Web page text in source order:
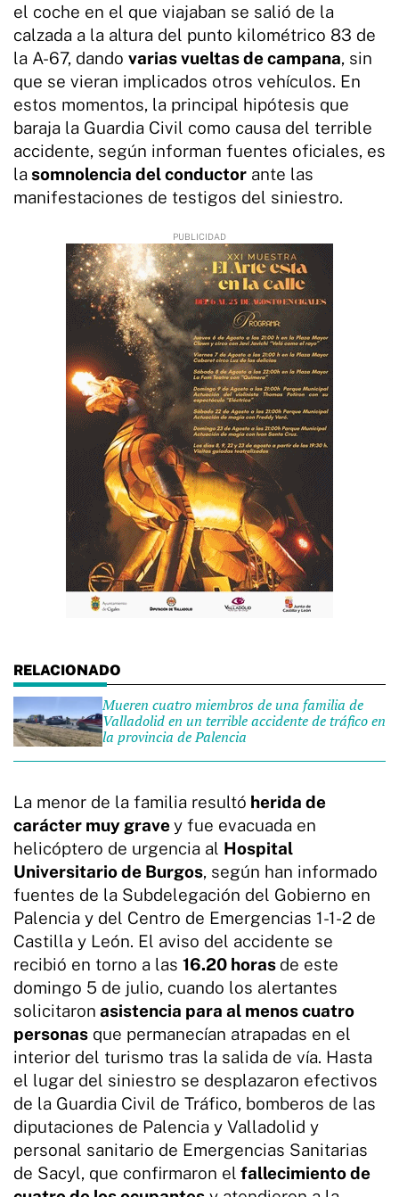
el coche en el que viajaban se salió de la
calzada a la altura del punto kilométrico 83 de
la A-67, dando varias vueltas de campana, sin
que se vieran implicados otros vehículos. En
estos momentos, la principal hipótesis que
baraja la Guardia Civil como causa del terrible
accidente, según informan fuentes oficiales, es
la somnolencia del conductor ante las
manifestaciones de testigos del siniestro.
Mueren cuatro miembros de una familia de
Valladolid en un terrible accidente de tráfico en
la provincia de Palencia
La menor de la familia resultó herida de
carácter muy gravey fue evacuada en
helicóptero de urgencia al Hospital
Universitario de Burgos, según han informado
fuentes de la Subdelegación del Gobierno en
Palencia y del Centro de Emergencias 1-1-2 de
Castilla y León. El aviso del accidente se
recibió en torno a las 16.20 horas de este
domingo 5 de julio, cuando los alertantes
solicitaron asistencia para al menos cuatro
personas que permanecían atrapadas en el
interior del turismo tras la salida de vía. Hasta
el lugar del siniestro se desplazaron efectivos
de la Guardia Civil de Tráfico, bomberos de las
diputaciones de Palencia y Valladolid y
personal sanitario de Emergencias Sanitarias
de Sacyl, que confirmaron el fallecimiento de